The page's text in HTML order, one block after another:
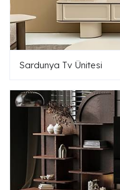
Sardunya Tv Ünitesi